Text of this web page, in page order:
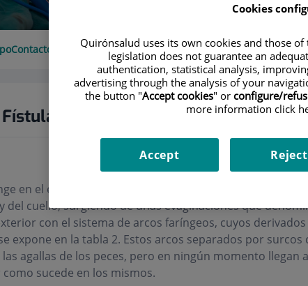
Contacto Horario
Congénitas Cervicofaciales
en el embrión, determina la aparición de las principales
del cuello, surgiendo de unas evaginaciones que
con el sistema de arcos faríngeos, cuyos
expone en la tabla 2. Estos arcos separados por surcos
agallas de los peces, pero en ningún momento llegan
sucede en los mismos.
Cookies
Quirónsalud uses its own cookies and those
legislation does not guarantee an
authentication, statistical analysis,
advertising through the analysis of your
the button "Accept cookies" or configure/
more information click
Reject
Accept